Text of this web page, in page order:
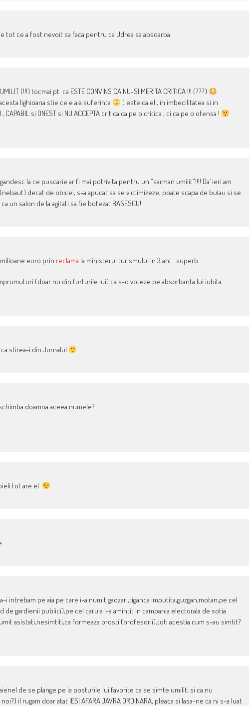
tot ce a fost nevoit sa faca pentru ca Udrea sa absoarba.
(!!!) tocmai pt. ca ESTE CONVINS CA NU-SI MERITA CRITICA !!! (???)
lighioana stie ce e aia suferinta
) este ca el , in imbecilitatea si in
, CAPABIL si ONEST si NU ACCEPTA critica ca pe o critica , ci ca pe o ofensa !
la ce puscarie ar fi mai potrivita pentru un “sarman umilit”!!!! Da’ ieri am
decat de obicei, s-a apucat sa se victimizeze, poate scapa de bulau si se
un salon de la agitati sa fie botezat BASESCU!
euro prin reclama la ministerul turismului in 3 ani… superb
(doar nu din furturile lui) ca s-o voteze pe absorbanta lui iubita
ca stirea-i din Jurnalul
doamna aceea numele?
tot are el.
intrebam pe aia pe care i-a numit gaozari,tiganca imputita,guzgan,motan,pe cel
de gardienii publici),pe cel caruia i-a amintit in campania electorala de sotia
asistati,nesimtiti,ca formeaza prosti (profesorii),toti acestia cum s-au simtit?
de se plange pe la posturile lui favorite ca se simte umilit, si ca nu
il rugam doar atat IESI AFARA JAVRA ORDINARA, pleaca si lasa-ne ca ni s-a luat